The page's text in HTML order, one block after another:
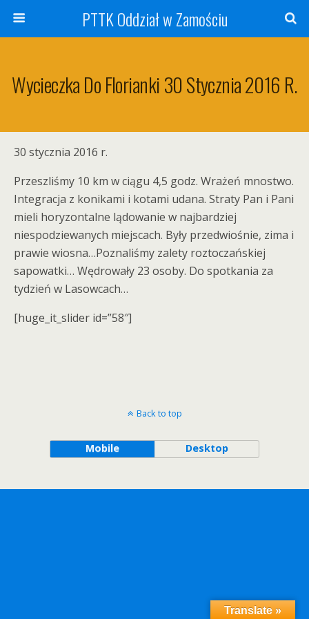
PTTK Oddział w Zamościu
Wycieczka Do Florianki 30 Stycznia 2016 R.
30 stycznia 2016 r.
Przeszliśmy 10 km w ciągu 4,5 godz. Wrażeń mnostwo.
Integracja z konikami i kotami udana. Straty Pan i Pani
mieli horyzontalne lądowanie w najbardziej
niespodziewanych miejscach. Były przedwiośnie, zima i
prawie wiosna…Poznaliśmy zalety roztoczańskiej
sapowatki… Wędrowały 23 osoby. Do spotkania za
tydzień w Lasowcach…
[huge_it_slider id=”58″]
Back to top
Mobile Desktop
Translate »